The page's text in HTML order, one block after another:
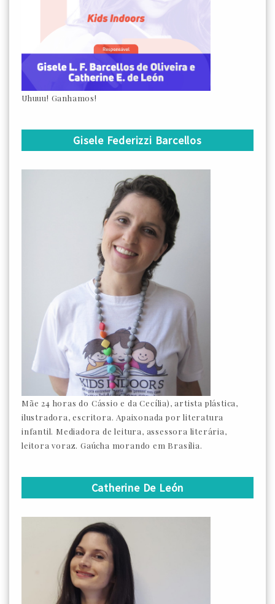
Uhuuu! Ganhamos!
Gisele Federizzi Barcellos
Mãe 24 horas do Cássio e da Cecília), artista plástica,
ilustradora, escritora. Apaixonada por literatura
infantil. Mediadora de leitura, assessora literária,
leitora voraz. Gaúcha morando em Brasília.
Catherine De León